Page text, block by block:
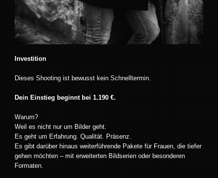
Investition
Dieses Shooting ist bewusst kein Schnelltermin.
Dein Einstieg beginnt bei 1.190 €.
Warum?
Weil es nicht nur um Bilder geht.
Es geht um Erfahrung. Qualität. Präsenz.
Es gibt darüber hinaus weiterführende Pakete für Frauen, die tiefer
gehen möchten – mit erweiterten Bildserien oder besonderen
Formaten.